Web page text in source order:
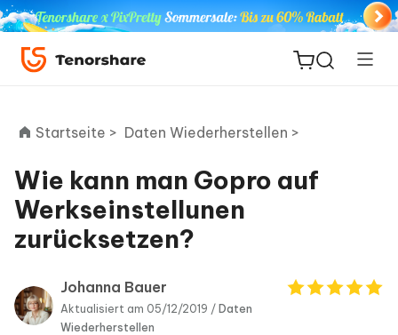
ReiBoot
for iOS
PDF
Editor
Neu
Startseite > Daten Wiederherstellen >
Wie kann man Gopro auf
Werkseinstellunen
zurücksetzen?
Johanna Bauer
Aktualisiert am 05/12/2019 / Daten
Wiederherstellen